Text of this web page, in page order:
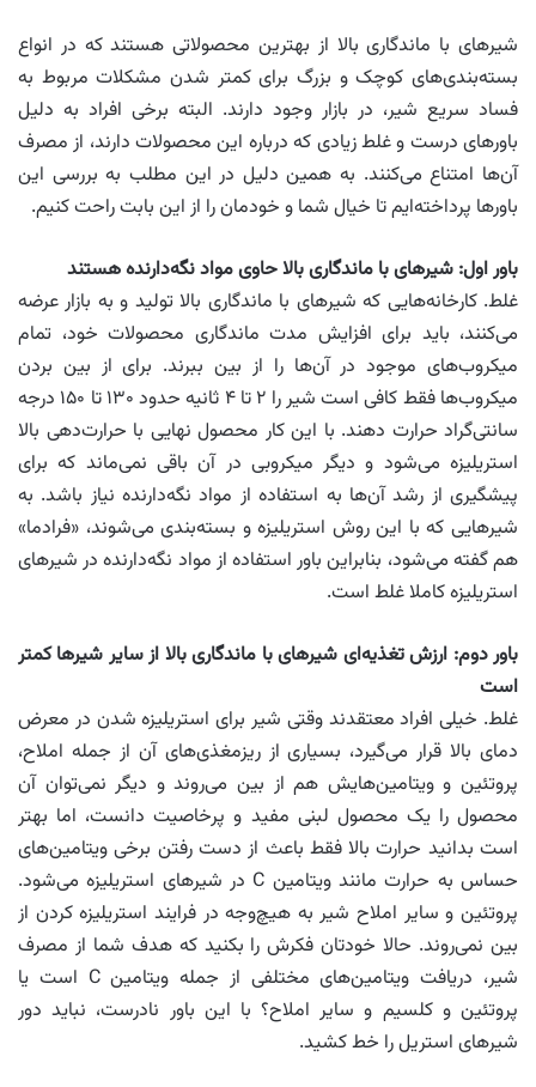
شیرهای با ماندگاری بالا از بهترین محصولاتی هستند که در انواع
بسته‌بندی‌های کوچک و بزرگ برای کمتر شدن مشکلات مربوط به
فساد سریع شیر، در بازار وجود دارند. البته برخی افراد به دلیل
باورهای درست و غلط زیادی که درباره این محصولات دارند، از مصرف
آن‌ها امتناع می‌کنند. به همین دلیل در این مطلب به بررسی این
باورها پرداخته‌ایم تا خیال شما و خودمان را از این بابت راحت کنیم.
باور اول: شیرهای با ماندگاری بالا حاوی مواد نگه‌دارنده هستند
غلط. کارخانه‌هایی که شیرهای با ماندگاری بالا تولید و به بازار عرضه
می‌کنند، باید برای افزایش مدت ماندگاری محصولات خود، تمام
میکروب‌های موجود در آن‌ها را از بین ببرند. برای از بین بردن
میکروب‌ها فقط کافی است شیر را ۲ تا ۴ ثانیه حدود ۱۳۰ تا ۱۵۰ درجه
سانتی‌گراد حرارت دهند. با این کار محصول نهایی با حرارت‌دهی بالا
استریلیزه می‌شود و دیگر میکروبی در آن باقی نمی‌ماند که برای
پیشگیری از رشد آن‌ها به استفاده از مواد نگه‌دارنده نیاز باشد. به
شیرهایی که با این روش استریلیزه و بسته‌بندی می‌شوند، «فرادما»
هم گفته می‌شود، بنابراین باور استفاده از مواد نگه‌دارنده در شیرهای
استریلیزه کاملا غلط است.
باور دوم: ارزش تغذیه‌ای شیرهای با ماندگاری بالا از سایر شیرها کمتر
است
غلط. خیلی افراد معتقدند وقتی شیر برای استریلیزه شدن در معرض
دمای بالا قرار می‌گیرد، بسیاری از ریزمغذی‌های آن از جمله املاح،
پروتئین و ویتامین‌هایش هم از بین می‌روند و دیگر نمی‌توان آن
محصول را یک محصول لبنی مفید و پرخاصیت دانست، اما بهتر
است بدانید حرارت بالا فقط باعث از دست رفتن برخی ویتامین‌های
حساس به حرارت مانند ویتامین C در شیرهای استریلیزه می‌شود.
پروتئین و سایر املاح شیر به هیچ‌وجه در فرایند استریلیزه کردن از
بین نمی‌روند. حالا خودتان فکرش را بکنید که هدف شما از مصرف
شیر، دریافت ویتامین‌های مختلفی از جمله ویتامین C است یا
پروتئین و کلسیم و سایر املاح؟ با این باور نادرست، نباید دور
شیرهای استریل را خط کشید.